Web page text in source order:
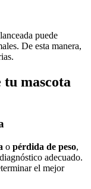
puede
De esta manera,
tu mascota
o pérdida de peso,
adecuado.
el mejor